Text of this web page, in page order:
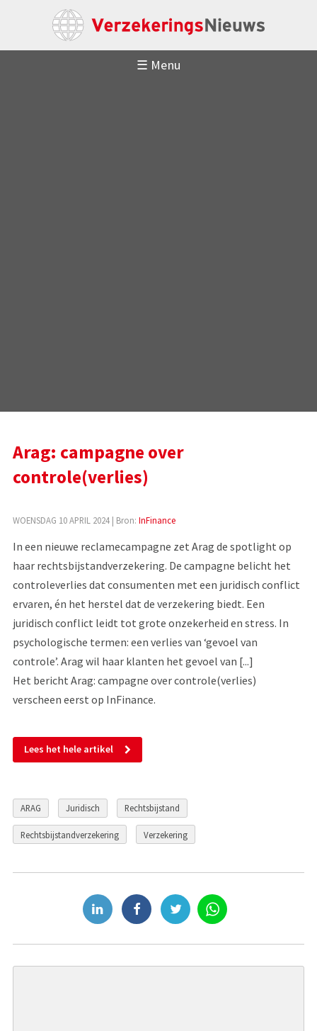
☰ Menu
Arag: campagne over
controle(verlies)
WOENSDAG 10 APRIL 2024| Bron: InFinance
In een nieuwe reclamecampagne zet Arag de spotlight op
haar rechtsbijstandverzekering. De campagne belicht het
controleverlies dat consumenten met een juridisch conflict
ervaren, én het herstel dat de verzekering biedt. Een
juridisch conflict leidt tot grote onzekerheid en stress. In
psychologische termen: een verlies van ‘gevoel van
controle’. Arag wil haar klanten het gevoel van [...]
Het bericht Arag: campagne over controle(verlies)
verscheen eerst op InFinance.
Lees het hele artikel
ARAG Juridisch Rechtsbijstand
Rechtsbijstandverzekering Verzekering